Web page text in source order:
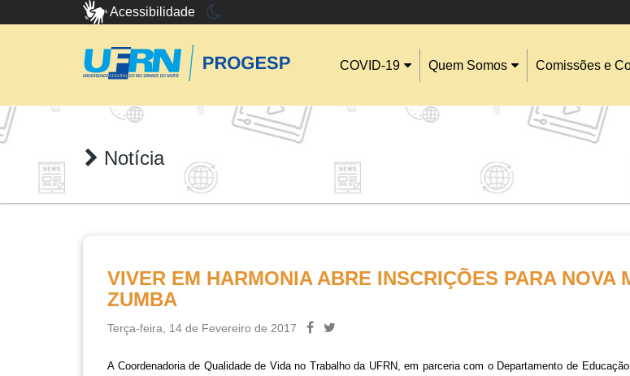
Acessibilidade
COVID-19 Quem Somos Comissões e
Notícia
VIVER EM HARMONIA ABRE INSCRIÇÕES PARA NOVA
ZUMBA
Terça-feira, 14 de Fevereiro de 2017
A Coordenadoria de Qualidade de Vida no Trabalho da UFRN, em parceria com o Departamento de